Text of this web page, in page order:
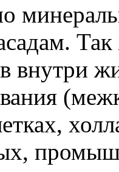
внутри